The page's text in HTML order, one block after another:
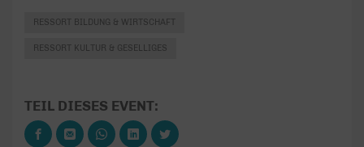
RESSORT BILDUNG & WIRTSCHAFT
RESSORT KULTUR & GESELLIGES
TEIL DIESES EVENT: